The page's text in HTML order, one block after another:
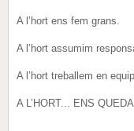
A l’hort ens fem grans.
A l’hort assumim
A l’hort treballem en
A L’HORT... ENS